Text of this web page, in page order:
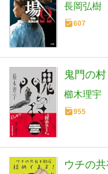
長岡弘樹
607
鬼門の村
櫛木理宇
955
ウチの